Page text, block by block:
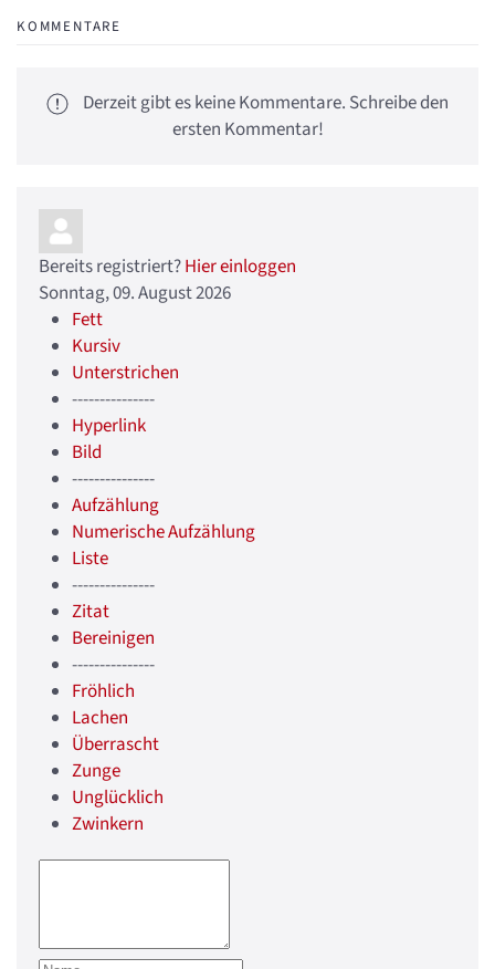
KOMMENTARE
Derzeit gibt es keine Kommentare. Schreibe den
ersten Kommentar!
Bereits registriert?Hier einloggen
Sonntag, 09. August 2026
Fett
Kursiv
Unterstrichen
---------------
Hyperlink
Bild
---------------
Aufzählung
Numerische Aufzählung
Liste
---------------
Zitat
Bereinigen
---------------
Fröhlich
Lachen
Überrascht
Zunge
Unglücklich
Zwinkern